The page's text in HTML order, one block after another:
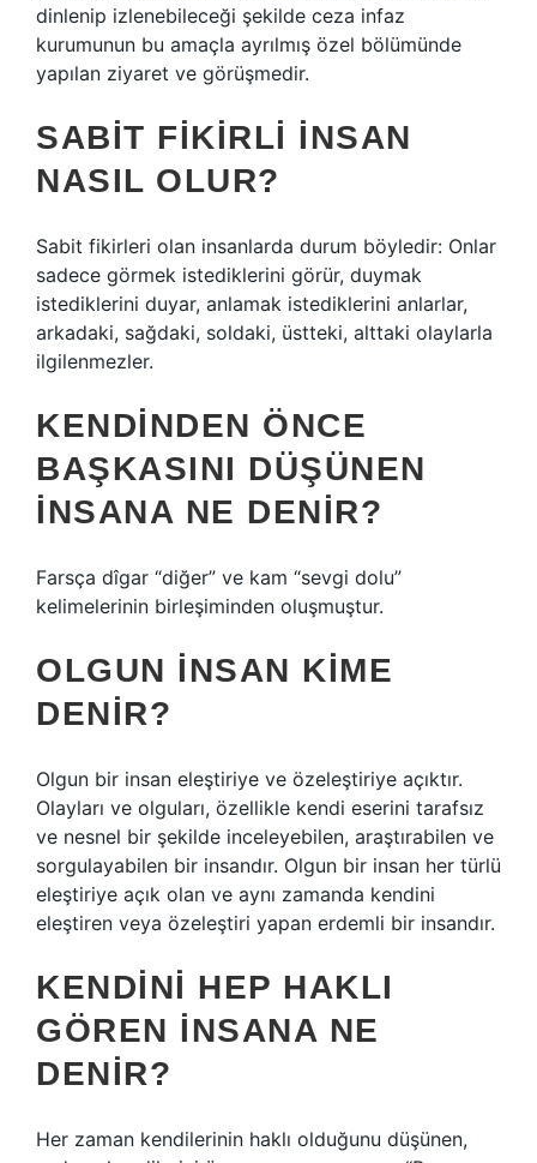
dinlenip izlenebileceği şekilde ceza infaz
kurumunun bu amaçla ayrılmış özel bölümünde
yapılan ziyaret ve görüşmedir.
SABIT FIKIRLI INSAN
NASIL OLUR?
Sabit fikirleri olan insanlarda durum böyledir: Onlar
sadece görmek istediklerini görür, duymak
istediklerini duyar, anlamak istediklerini anlarlar,
arkadaki, sağdaki, soldaki, üstteki, alttaki olaylarla
ilgilenmezler.
KENDINDEN ÖNCE
BAŞKASINI DÜŞÜNEN
INSANA NE DENIR?
Farsça dîgar “diğer” ve kam “sevgi dolu”
kelimelerinin birleşiminden oluşmuştur.
OLGUN INSAN KIME
DENIR?
Olgun bir insan eleştiriye ve özeleştiriye açıktır.
Olayları ve olguları, özellikle kendi eserini tarafsız
ve nesnel bir şekilde inceleyebilen, araştırabilen ve
sorgulayabilen bir insandır. Olgun bir insan her türlü
eleştiriye açık olan ve aynı zamanda kendini
eleştiren veya özeleştiri yapan erdemli bir insandır.
KENDINI HEP HAKLI
GÖREN INSANA NE
DENIR?
Her zaman kendilerinin haklı olduğunu düşünen,